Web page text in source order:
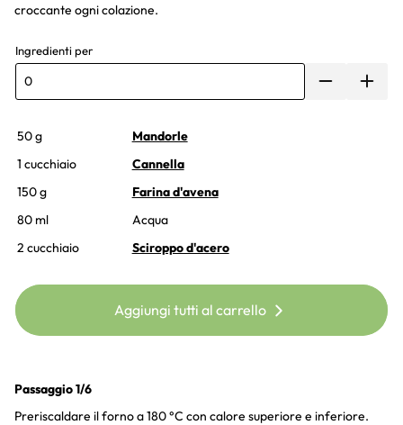
croccante ogni colazione.
Ingredienti per
50 g
Mandorle
1 cucchiaio
Cannella
150 g
Farina d'avena
80 ml
Acqua
2 cucchiaio
Sciroppo d'acero
Aggiungi tutti al carrello
Passaggio 1/6
Preriscaldare il forno a 180 °C con calore superiore e inferiore.